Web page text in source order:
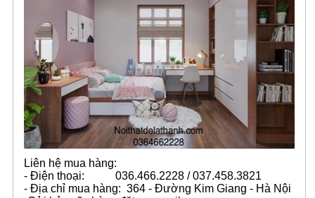
Liên hệ mua hàng:
- Điện thoại: 036.466.2228 / 037.458.3821
- Địa chỉ mua hàng: 364 - Đường Kim Giang - Hà Nội